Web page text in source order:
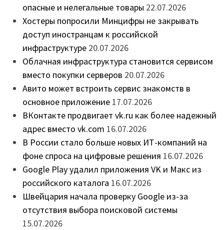
опасные и нелегальные товары 22.07.2026
Хостеры попросили Минцифры не закрывать
доступ иностранцам к российской
инфраструктуре 20.07.2026
Облачная инфраструктура становится сервисом
вместо покупки серверов 20.07.2026
Авито может встроить сервис знакомств в
основное приложение 17.07.2026
ВКонтакте продвигает vk.ru как более надежный
адрес вместо vk.com 16.07.2026
В России стало больше новых ИТ-компаний на
фоне спроса на цифровые решения 16.07.2026
Google Play удалил приложения VK и Макс из
российского каталога 16.07.2026
Швейцария начала проверку Google из-за
отсутствия выбора поисковой системы
15.07.2026